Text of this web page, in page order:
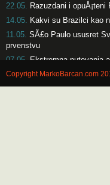
22.05. Razuzdani i opuÅ¡teni
14.05. Kakvi su Brazilci kao
11.05. SÃ£o Paulo ususret
prvenstvu
07.05. Ekstremna putovanja
Copyright MarkoBarcan.com